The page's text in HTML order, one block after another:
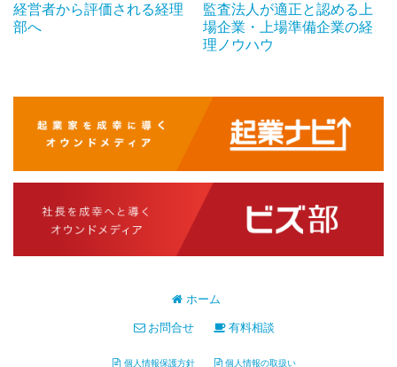
経営者から評価される経理
部へ
監査法人が適正と認める上
場企業・上場準備企業の経
理ノウハウ
ホーム
お問合せ
有料相談
個人情報保護方針 個人情報の取扱い